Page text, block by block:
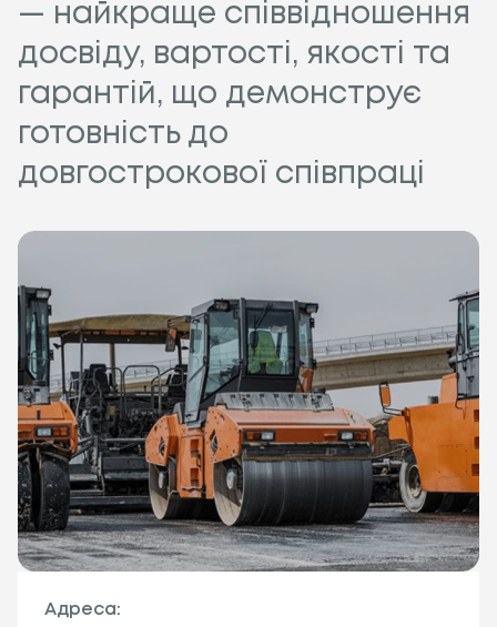
— найкраще співвідношення
досвіду, вартості, якості та
гарантій, що демонструє
готовність до
довгострокової співпраці
Адреса: